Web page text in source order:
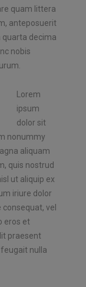
quam littera
anteposuerit
decima
nobis
Lorem
ipsum
dolor sit
nonummy
aliquam
quis nostrud
ut aliquip ex
iriure dolor
vel
eros et
praesent
nulla